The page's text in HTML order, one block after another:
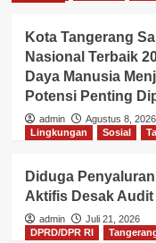
Kota Tangerang
Nasional Terbaik
Daya Manusia
Potensi Penting
admin
Agustus 8, 2026
Lingkungan
Sosial
Diduga
Aktifis Desak Audit
admin
Juli 21, 2026
DPRD/DPR RI